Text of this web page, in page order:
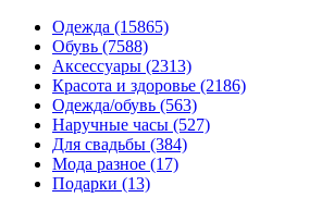
Одежда (15865)
Обувь (7588)
Аксессуары (2313)
Красота и здоровье (2186)
Одежда/обувь (563)
Наручные часы (527)
Для свадьбы (384)
Мода разное (17)
Подарки (13)